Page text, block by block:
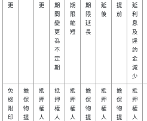
更
更
期
間
變
更
為
不
定
期
期
限
縮
短
期
限
延
長
延
後
提
前
延
利
息
及
違
約
金
減
免
檢
附
印
擔
保
物
提
抵
押
權
人
抵
押
權
人
抵
押
權
人
擔
保
物
提
抵
押
權
人
擔
保
物
提
抵
押
權
人